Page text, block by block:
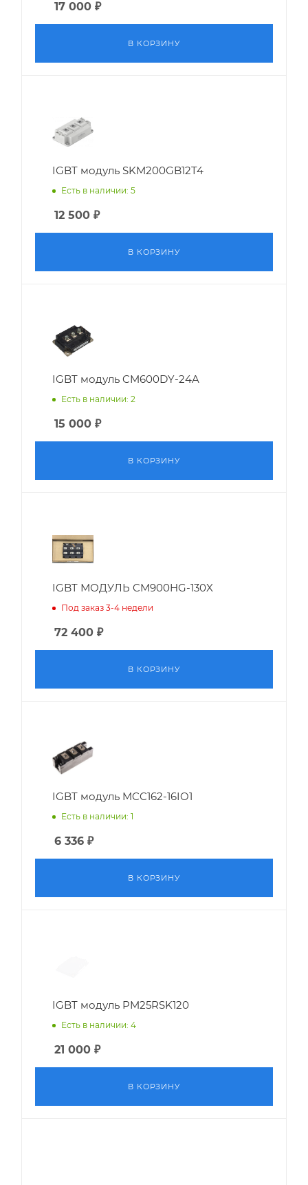
17 000 ₽
В КОРЗИНУ
IGBT модуль SKM200GB12T4
Есть в наличии: 5
12 500 ₽
В КОРЗИНУ
IGBT модуль CM600DY-24A
Есть в наличии: 2
15 000 ₽
В КОРЗИНУ
IGBT МОДУЛЬ CM900HG-130X
Под заказ 3-4 недели
72 400 ₽
В КОРЗИНУ
IGBT модуль MCC162-16IO1
Есть в наличии: 1
6 336 ₽
В КОРЗИНУ
IGBT модуль PM25RSK120
Есть в наличии: 4
21 000 ₽
В КОРЗИНУ